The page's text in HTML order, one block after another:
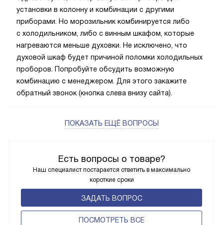
Есть вопросы о товаре?
Наш специалист постарается ответить в максимально
короткие сроки
ЗАДАТЬ ВОПРОС
ПОCМОТРЕТЬ ВСЕ
установки в колонну и комбинации с другими
приборами. Но морозильник комбинируется либо
с холодильником, либо с винным шкафом, которые
нагреваются меньше духовки. Не исключено, что
духовой шкаф будет причиной поломки холодильных
проборов. Попробуйте обсудить возможную
комбинацию с менеджером. Для этого закажите
обратный звонок (кнопка слева внизу сайта).
ПОКАЗАТЬ ЕЩЁ ВОПРОСЫ